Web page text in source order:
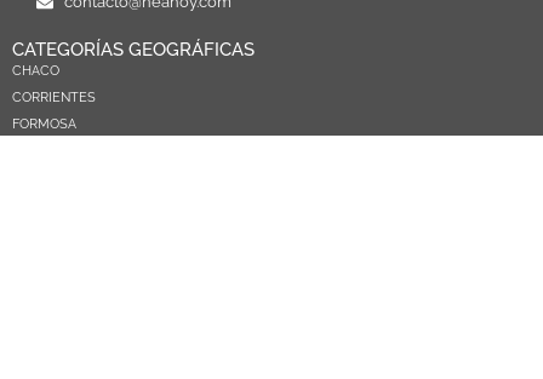
CATEGORÍAS GEOGRÁFICAS
CHACO
CORRIENTES
FORMOSA